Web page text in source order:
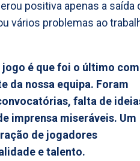
positiva apenas a saída
vários problemas ao
é que foi o último com
da nossa equipa. Foram
falta de
imprensa miseráveis. Um
de jogadores
e talento.